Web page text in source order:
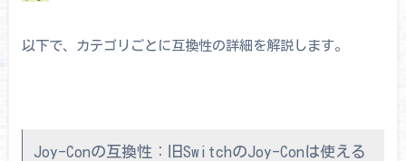
以下で、カテゴリごとに互換性の詳細を解説します。
Joy-Conの互換性：旧SwitchのJoy-Conは使える